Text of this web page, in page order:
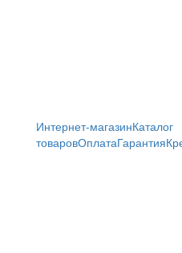
Интернет-магазинКаталог
товаровОплатаГарантия